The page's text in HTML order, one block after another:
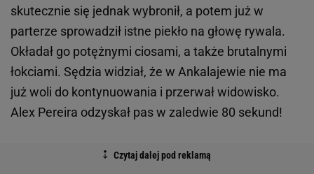
skutecznie się jednak wybronił, a potem już w
parterze sprowadził istne piekło na głowę rywala.
Okładał go potężnymi ciosami, a także brutalnymi
łokciami. Sędzia widział, że w Ankalajewie nie ma
już woli do kontynuowania i przerwał widowisko.
Alex Pereira odzyskał pas w zaledwie 80 sekund!